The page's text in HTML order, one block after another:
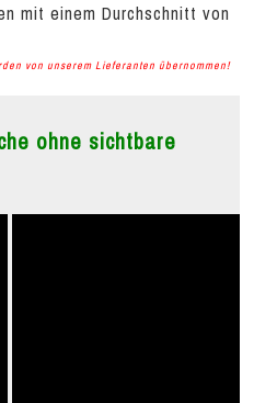
mit einem Durchschnitt von
von unserem Lieferanten übernommen!
ohne sichtbare